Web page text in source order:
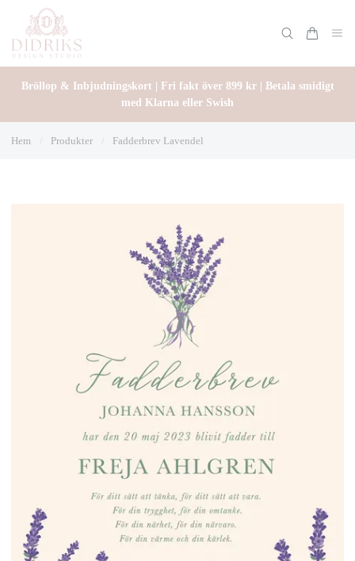
Bröllop & Inbjudningskort | Fri fakt över 899 kr | Betala smidigt
med Klarna eller Swish
Hem Produkter Fadderbrev Lavendel